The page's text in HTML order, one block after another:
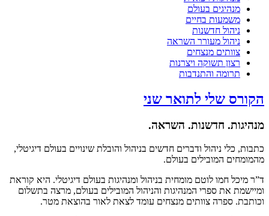
מנהיגים בעולם
משמעות בחיים
ניהול חדשנות
ניהול מעורר השראה
צוותים מנצחים
רצון תשוקה ויצרנות
תרומה והתנדבות
הקורס שלי לתואר שני
מנהיגות. חדשנות. השראה.
כתבות, כלי ניהול ודברים חדשים בניהול והובלת שינויים בעולם דיגיטלי,
מהמומחים המובילים בעולם.
ד”ר מיכל חמו לוטם מומחית בניהול ומנהיגות בעולם דיגיטלי. היא קוראת
ומיישמת את ספרי המנהיגות והניהול המובילים בעולם, מרצה בתשלום
וכותבת. ספרה צוותים מנצחים עומד לצאת לאור בהוצאת מטר.